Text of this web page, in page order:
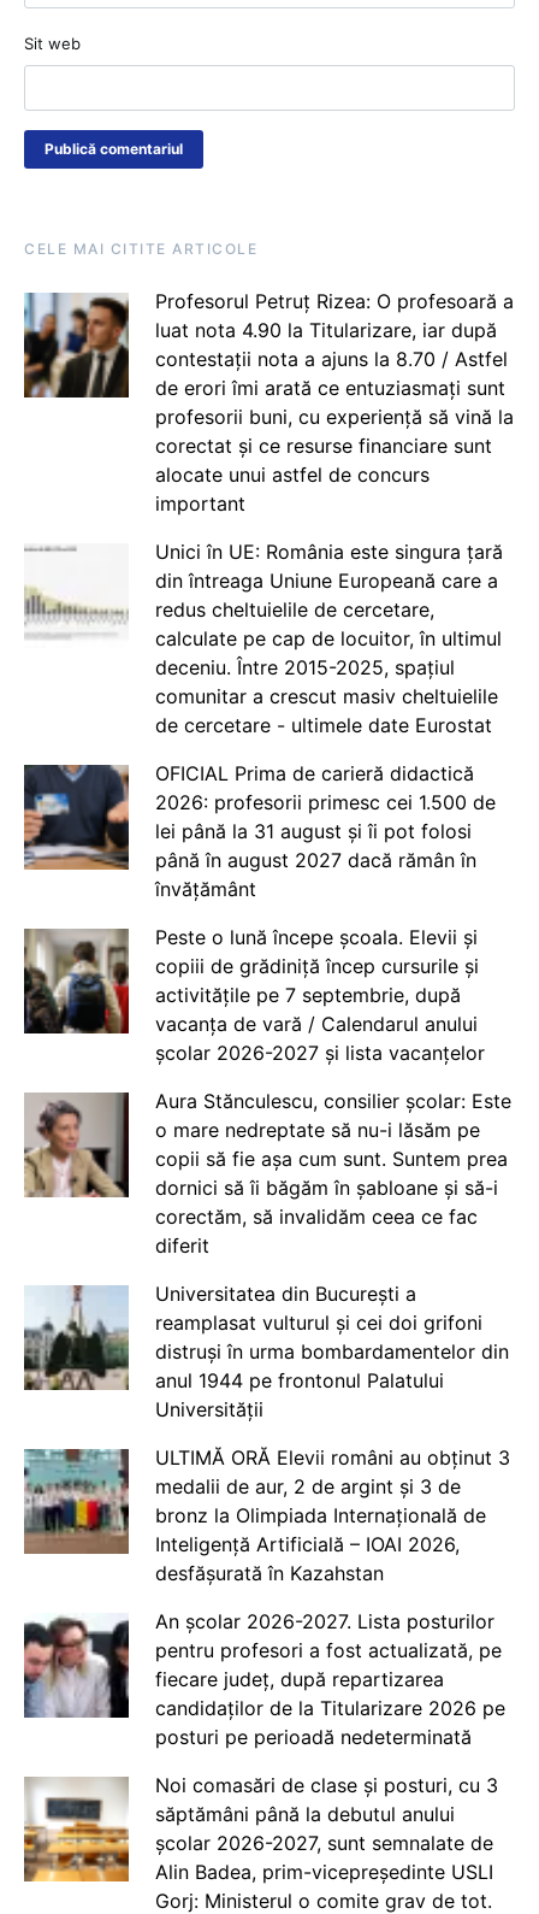
Sit web
CELE MAI CITITE ARTICOLE
Profesorul Petruț Rizea: O profesoară a
luat nota 4.90 la Titularizare, iar după
contestații nota a ajuns la 8.70 / Astfel
de erori îmi arată ce entuziasmați sunt
profesorii buni, cu experiență să vină la
corectat și ce resurse financiare sunt
alocate unui astfel de concurs
important
Unici în UE: România este singura țară
din întreaga Uniune Europeană care a
redus cheltuielile de cercetare,
calculate pe cap de locuitor, în ultimul
deceniu. Între 2015-2025, spațiul
comunitar a crescut masiv cheltuielile
de cercetare - ultimele date Eurostat
OFICIAL Prima de carieră didactică
2026: profesorii primesc cei 1.500 de
lei până la 31 august și îi pot folosi
până în august 2027 dacă rămân în
învățământ
Peste o lună începe școala. Elevii și
copiii de grădiniță încep cursurile și
activitățile pe 7 septembrie, după
vacanța de vară / Calendarul anului
școlar 2026-2027 și lista vacanțelor
Aura Stănculescu, consilier școlar: Este
o mare nedreptate să nu-i lăsăm pe
copii să fie așa cum sunt. Suntem prea
dornici să îi băgăm în șabloane și să-i
corectăm, să invalidăm ceea ce fac
diferit
Universitatea din București a
reamplasat vulturul și cei doi grifoni
distruși în urma bombardamentelor din
anul 1944 pe frontonul Palatului
Universității
ULTIMĂ ORĂ Elevii români au obținut 3
medalii de aur, 2 de argint și 3 de
bronz la Olimpiada Internațională de
Inteligență Artificială – IOAI 2026,
desfășurată în Kazahstan
An școlar 2026-2027. Lista posturilor
pentru profesori a fost actualizată, pe
fiecare județ, după repartizarea
candidaților de la Titularizare 2026 pe
posturi pe perioadă nedeterminată
Noi comasări de clase și posturi, cu 3
săptămâni până la debutul anului
școlar 2026-2027, sunt semnalate de
Alin Badea, prim-vicepreședinte USLI
Gorj: Ministerul o comite grav de tot.